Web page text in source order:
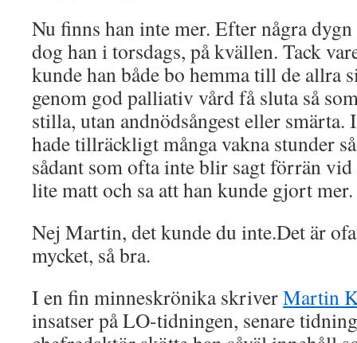
Nu finns han inte mer. Efter några
dog han i torsdags, på kvällen. Tack
kunde han både bo hemma till de allra
genom god palliativ vård få sluta så
stilla, utan andnödsångest eller smärta.
hade tillräckligt många vakna stunder
sådant som ofta inte blir sagt förrän
lite matt och sa att han kunde gjort mer.
Nej Martin, det kunde du inte.Det är
mycket, så bra.
I en fin minneskrönika skriverMartin
insatser på LO-tidningen, senare